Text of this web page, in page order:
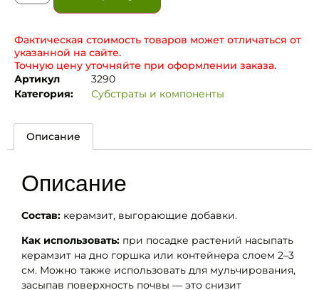
Фактическая стоимость товаров может отличаться от
указанной на сайте.
Точную цену уточняйте при оформлении заказа.
Артикул
3290
Категория:
Субстраты и компоненты
Описание
Описание
Состав: керамзит, выгорающие добавки.
Как использовать: при посадке растений насыпать
керамзит на дно горшка или контейнера слоем 2–3
см. Можно также использовать для мульчирования,
засыпав поверхность почвы — это снизит